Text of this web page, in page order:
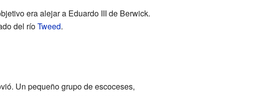
era alejar a Eduardo III de Berwick.
del ríoTweed.
Un pequeño grupo de escoceses,